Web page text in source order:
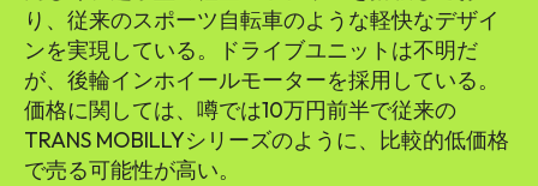
り、従来のスポーツ自転車のような軽快なデザイ
ンを実現している。ドライブユニットは不明だ
が、後輪インホイールモーターを採用している。
価格に関しては、噂では10万円前半で従来の
TRANS MOBILLYシリーズのように、比較的低価格
で売る可能性が高い。